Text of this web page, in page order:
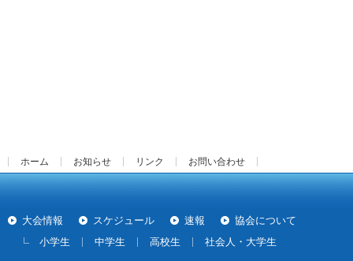
ホーム お知らせ リンク お問い合わせ
大会情報 スケジュール 速報
協会について
小学生
中学生 高校生 社会人・大学生